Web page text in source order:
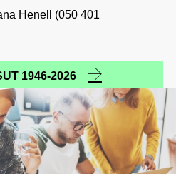
Henell (050 401
1946-2026